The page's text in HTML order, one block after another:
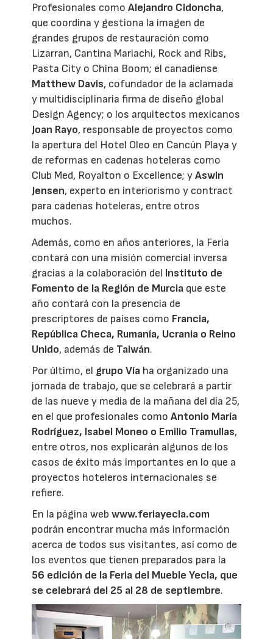
Profesionales comoAlejandro Cidoncha,
que coordina y gestiona la imagen de
grandes grupos de restauración como
Lizarran, Cantina Mariachi, Rock and Ribs,
Pasta City o China Boom; el canadiense
Matthew Davis, cofundador de la aclamada
y multidisciplinaria firma de diseño global
Design Agency; o los arquitectos mexicanos
Joan Rayo, responsable de proyectos como
la apertura del Hotel Oleo en Cancún Playa y
de reformas en cadenas hoteleras como
Club Med, Royalton o Excellence; yAswin
Jensen, experto en interiorismo y contract
para cadenas hoteleras, entre otros
muchos.
Además, como en años anteriores, la Feria
contará con una misión comercial inversa
gracias a la colaboración del Instituto de
Fomento de la Región de Murcia que este
año contará con la presencia de
prescriptores de países como Francia,
República Checa, Rumanía, Ucrania o Reino
Unido, además de Taiwán.
Por último, el grupo Vía ha organizado una
jornada de trabajo, que se celebrará a partir
de las nueve y media de la mañana del día 25,
en el que profesionales comoAntonio María
Rodríguez, Isabel Moneo o Emilio Tramullas,
entre otros, nos explicarán algunos de los
casos de éxito más importantes en lo que a
proyectos hoteleros internacionales se
refiere.
En la página webwww.feriayecla.com
podrán encontrar mucha más información
acerca de todos sus visitantes, así como de
los eventos que tienen preparados para la
56 edición de la Feria del Mueble Yecla, que
se celebrará del 25 al 28 de septiembre.